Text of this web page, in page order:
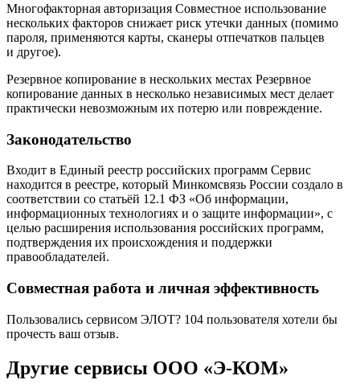
Многофакторная авторизация Совместное использование
нескольких факторов снижает риск утечки данных (помимо
пароля, применяются карты, сканеры отпечатков пальцев
и другое).
Резервное копирование в нескольких местах Резервное
копирование данных в несколько независимых мест делает
практически невозможным их потерю или повреждение.
Законодательство
Входит в Единый реестр российских программ Сервис
находится в реестре, который Минкомсвязь России создало в
соответствии со статьёй 12.1 ФЗ «Об информации,
информационных технологиях и о защите информации», с
целью расширения использования российских программ,
подтверждения их происхождения и поддержки
правообладателей.
Совместная работа и личная эффективность
Пользовались сервисом ЭЛОТ? 104 пользователя хотели бы
прочесть ваш отзыв.
Другие сервисы ООО «Э-КОМ»